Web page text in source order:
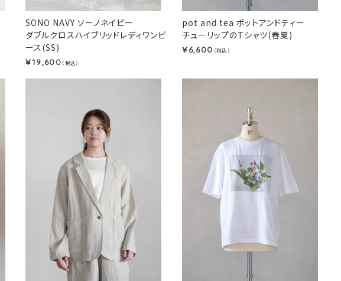
SONO NAVY ソーノネイビー
ダブルクロスハイブリッドレディワンピ
ース(SS)
¥19,600 （税込）
pot and tea ポットアンドティー
チューリップのTシャツ(春夏)
¥ 6,600 （税込）